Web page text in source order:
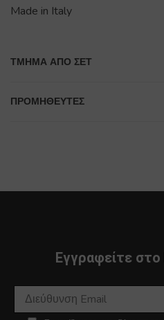
Made in Italy
ΤΜΉΜΑ ΑΠΌ ΣΕΤ
ΠΡΟΜΗΘΕΥΤΕΣ
Εγγραφείτε